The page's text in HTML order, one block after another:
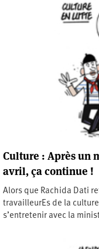
Culture : Après un
avril, ça continue !
Alors que Rachida Dati
travailleurEs de la
s’entretenir avec la